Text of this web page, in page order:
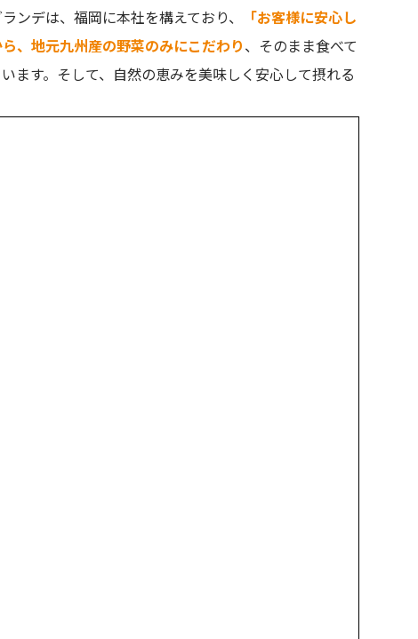
ンデは、福岡に本社を構えており、
「お客様に安心し
、地元九州産の野菜のみにこだわり、そのまま食べて
ます。そして、自然の恵みを美味しく安心して摂れる